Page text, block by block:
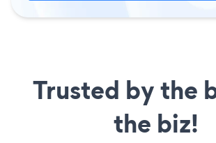
Trusted by the
the biz!